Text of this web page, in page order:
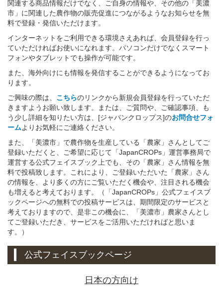
関連する商品情報だけでなく、ご自身の情報や、その他の「美濃
市」に関連した農作物の販売促進につながるようなお知らせを無
料で登録・発信いただけます。
インターネットをご利用できる環境さえあれば、会員登録を行っ
ていただければお使いになれます。パソコンだけでなくスマート
フォンやタブレットでも操作が可能です。
また、海外向けにも情報を発信することができるようになってお
ります。
ご興味の際は、 こちらのリンクから新規会員登録を行っていただ
きますようお願い致します。または、ご質問や、ご確認事項、も
う少し詳細を知りたい方は、[ジャパンクロップス]のお問合せフォ
ームよりお気軽にご連絡ください。
また、「美濃市」で農作物を生産している「農家」さんとしてご
登録いただくと、ご希望に応じて「JapanCROPs」運営事務局で
運営する公式フェイスブック上でも、その「農家」さん情報を無
料で投稿致します。これにより、ご登録いただいた「農家」さん
の情報を、より多くの方にご覧いただく機会や、注目される機会
も増えると考えております。（「JapanCROPs」公式フェイスブ
ックページへの無料での投稿サービスは、期間限定のサービスと
考えておりますので、是非この機会に、「美濃市」農家さんとし
てご登録いただき、サービスをご活用いただければと思いま
す。）
公式フェイスブックページ
日本の方向け